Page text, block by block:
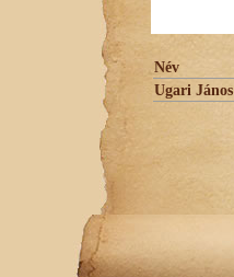
Név
Ugari János